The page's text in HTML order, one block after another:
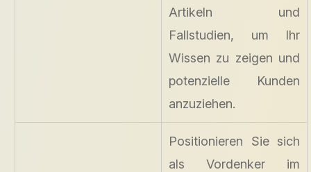
Artikeln und
Fallstudien, um Ihr
Wissen zu zeigen und
potenzielle Kunden
anzuziehen.
Positionieren Sie sich
als Vordenker im